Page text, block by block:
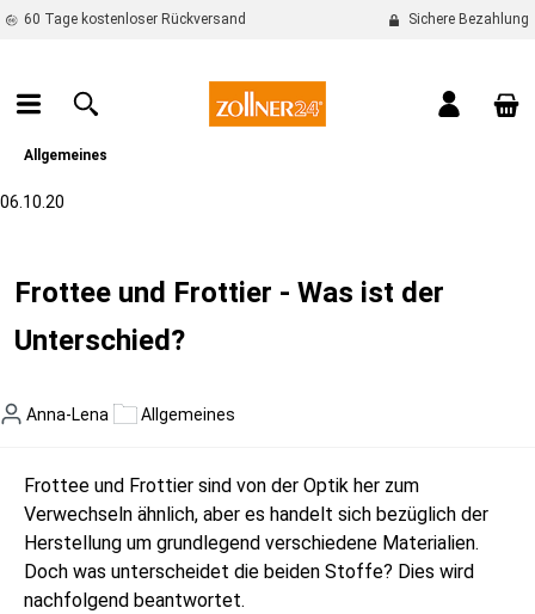
springen
60 Tage kostenloser Rückversand Sichere Bezahlung
Allgemeines
06.10.20
Frottee und Frottier - Was ist der
Unterschied?
Anna-Lena Allgemeines
Frottee und Frottier sind von der Optik her zum
Verwechseln ähnlich, aber es handelt sich bezüglich der
Herstellung um grundlegend verschiedene Materialien.
Doch was unterscheidet die beiden Stoffe? Dies wird
nachfolgend beantwortet.